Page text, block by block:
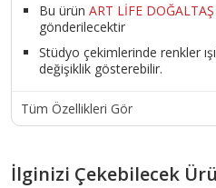
Bu ürün ART LİFE DOĞALTAŞ
gönderilecektir
Stüdyo çekimlerinde renkler
değişiklik gösterebilir.
Tüm Özellikleri Gör
İlginizi Çekebilecek